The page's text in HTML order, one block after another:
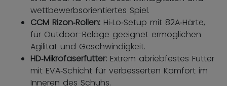
wettbewerbsorientiertes Spiel.
CCM Rizon‑Rollen: Hi‑Lo‑Setup mit 82A‑Härte,
für Outdoor-Beläge geeignet ermöglichen
Agilität und Geschwindigkeit.
HD‑Mikrofaserfutter: Extrem abriebfestes Futter
mit EVA‑Schicht für verbesserten Komfort im
Inneren des Schuhs.